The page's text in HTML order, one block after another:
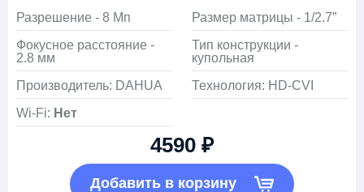
Разрешение - 8 Мп
Размер матрицы - 1/2.7”
Фокусное расстояние -
2.8 мм
Тип конструкции -
купольная
Производитель: DAHUA
Технология: HD-CVI
Wi-Fi: Нет
4590 ₽
Добавить в корзину